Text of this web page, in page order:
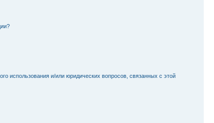
использования и/или юридических вопросов, связанных с этой